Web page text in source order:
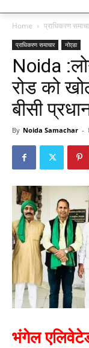
Home प्राधिकरण
प्राधिकरण समाचार नोएडा
Noida
रोड को
बीसी
By Noida Samachar -
भंगेल